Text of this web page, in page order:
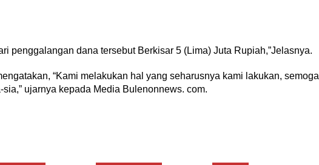
penggalangan dana tersebut Berkisar 5 (Lima) Juta Rupiah,”Jelasnya.
“Kami melakukan hal yang seharusnya kami lakukan, semoga
ujarnya kepada Media Bulenonnews. com.